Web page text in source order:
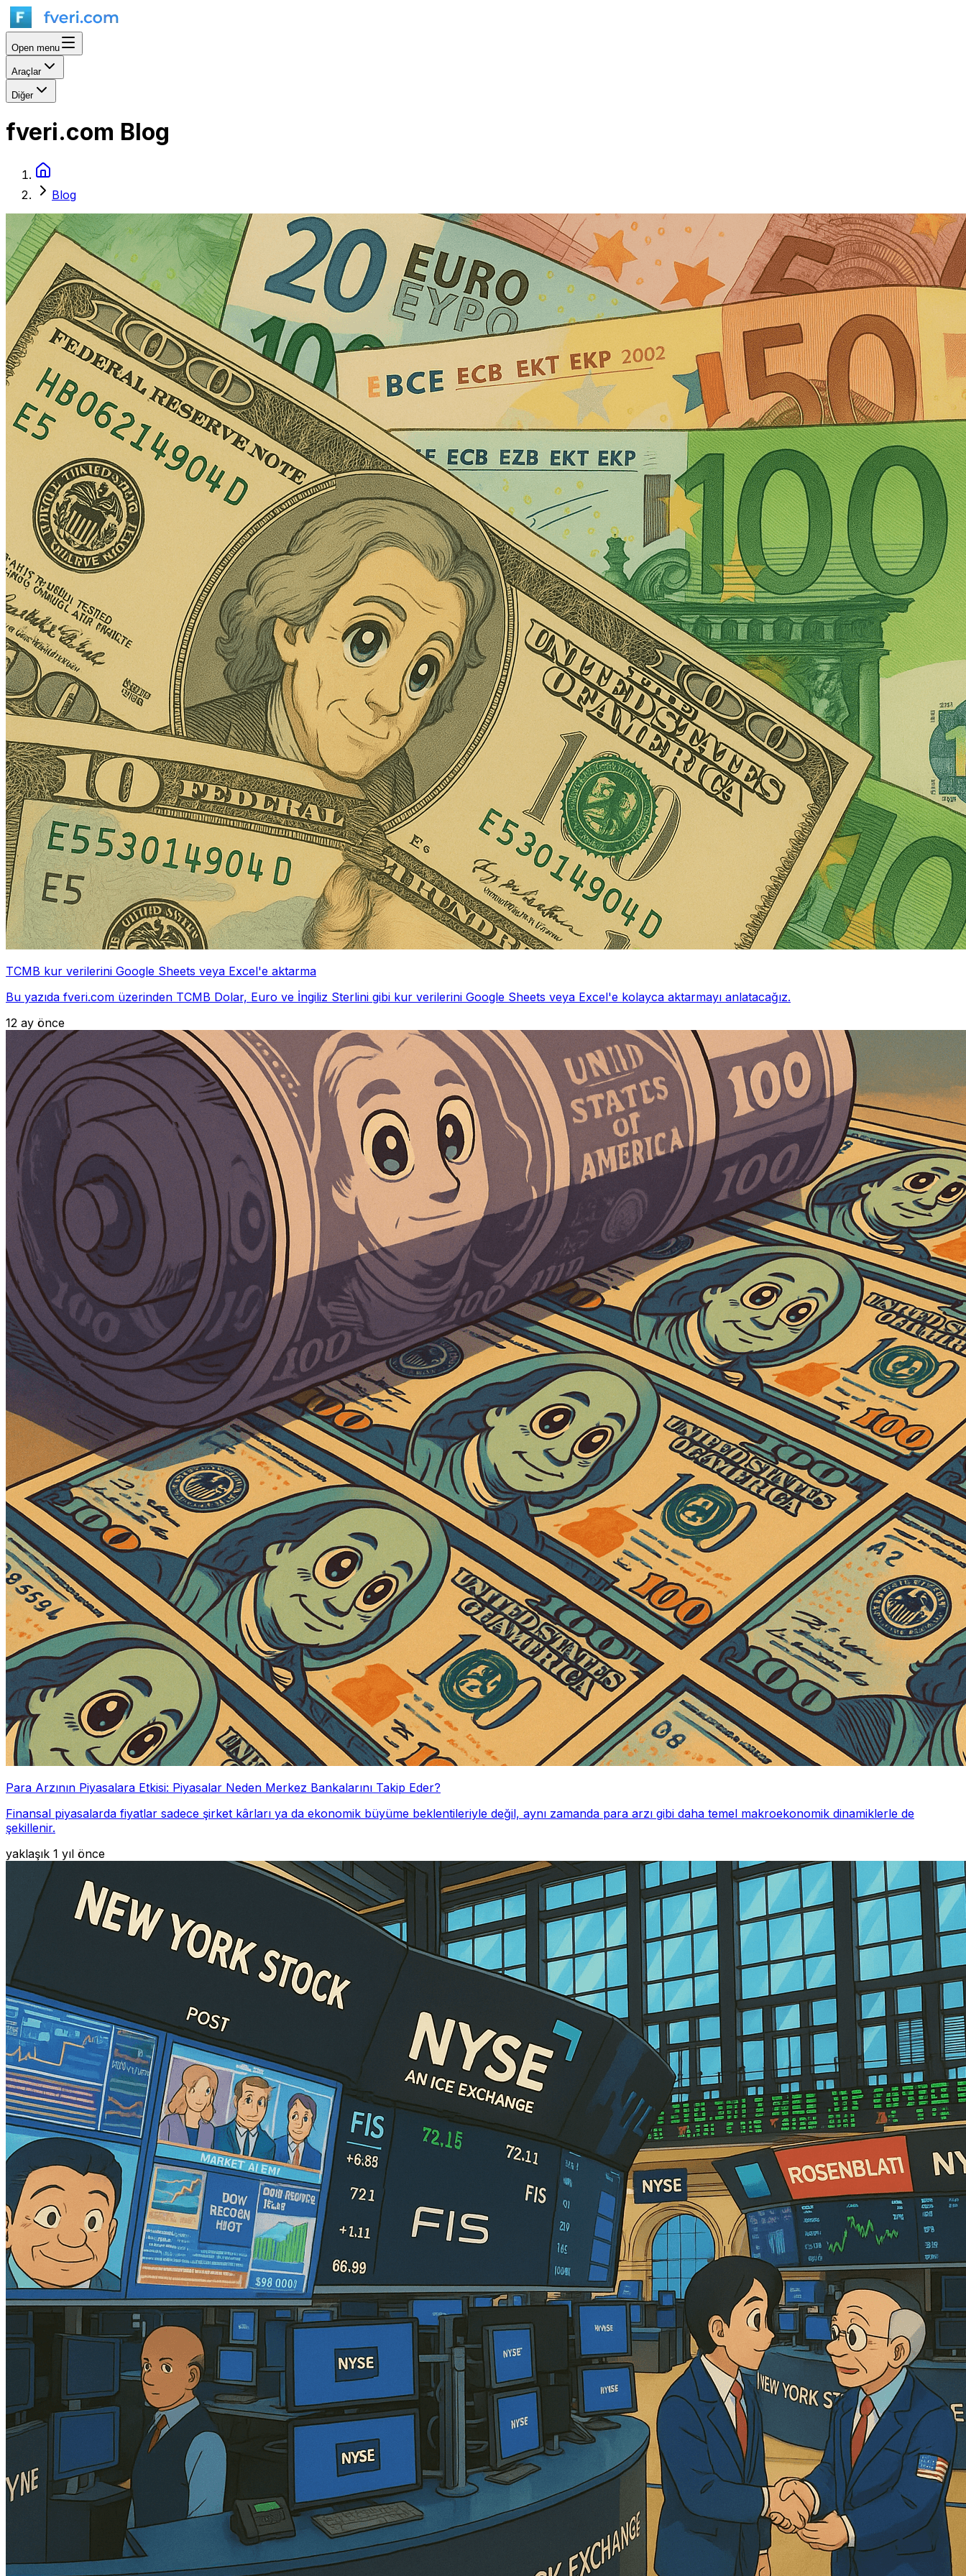
Open menu
Araçlar
Diğer
fveri.com Blog
Blog
TCMB kur verilerini Google Sheets veya Excel'e aktarma
Bu yazıda fveri.com üzerinden TCMB Dolar, Euro ve İngiliz Sterlini gibi kur verilerini Google Sheets veya Excel'e kolayca aktarmayı anlatacağız.
12 ay önce
Para Arzının Piyasalara Etkisi: Piyasalar Neden Merkez Bankalarını Takip Eder?
Finansal piyasalarda fiyatlar sadece şirket kârları ya da ekonomik büyüme beklentileriyle değil, aynı zamanda para arzı gibi daha temel makroekonomik dinamiklerle de
şekillenir.
yaklaşık 1 yıl önce